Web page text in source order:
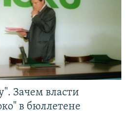
Зачем власти
в бюллетене